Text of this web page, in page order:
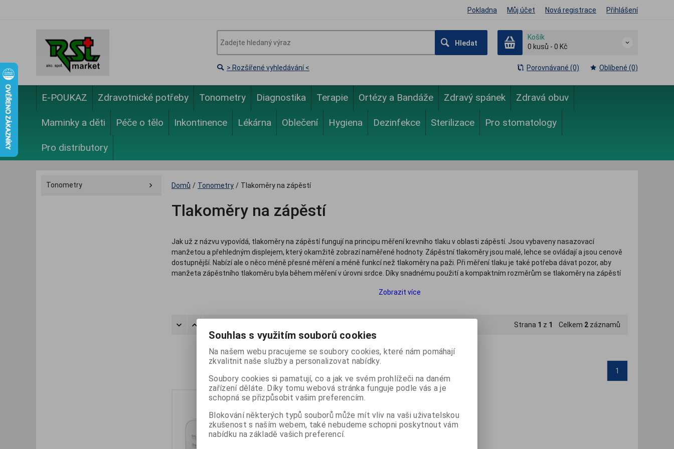
Pokladna Můj účet Nová registrace Přihlášení
Hledat
Košík
0 kusů - 0 Kč
> Rozšířené vyhledávání < Porovnávané (0) Oblíbené (0)
E-POUKAZ Zdravotnické potřeby Tonometry Diagnostika Terapie Ortézy a Bandáže Zdravý spánek Zdravá obuv
Maminky a děti Péče o tělo Inkontinence Lékárna Oblečení Hygiena Dezinfekce Sterilizace Pro stomatology
Pro distributory
Tonometry Domů / Tonometry / Tlakoměry na zápěstí
Tlakoměry na zápěstí
Jak už z názvu vypovídá, tlakoměry na zápěstí fungují na principu měření krevního tlaku v oblasti zápěstí. Jsou vybaveny nasazovací
manžetou a přehledným displejem, který okamžitě zobrazí naměřené hodnoty. Zápěstní tlakoměry jsou malé, lehce se ovládají a jsou cenově
dostupnější. Nabízí ale o něco méně přesné měření a méně funkcí než tlakoměry na paži. Při měření tlaku je také potřeba dávat pozor, aby
manžeta zápěstního tlakoměru byla během měření v úrovni srdce. Díky snadnému použití a kompaktním rozměrům se tlakoměry na zápěstí
spodní okraj manžety upevněte 1 centimetr nad zápěstím
displej zápěstního tlakoměru přiložte na vnitřní stranu zápěstí
zápěstí musí být vždy ve výšce srdce
Podrobnější postup měření krevního tlaku naleznete v návodu na použití.
Zobrazit více
Strana 1 z 1 Celkem 2 záznamů
Počet na stránku 20 60
1
Souhlas s využitím souborů cookies
Na našem webu pracujeme se soubory cookies, které nám pomáhají
zkvalitnit naše služby a personalizovat nabídky.
Soubory cookies si pamatují, co a jak ve svém prohlížeči na daném
zařízení děláte. Díky tomu webová stránka funguje podle vás a je
schopná se přizpůsobit vašim preferencím.
Blokování některých typů souborů může mít vliv na vaši uživatelskou
zkušenost s naším webem, také nebudeme schopni poskytnout vám
nabídku na základě vašich preferencí.